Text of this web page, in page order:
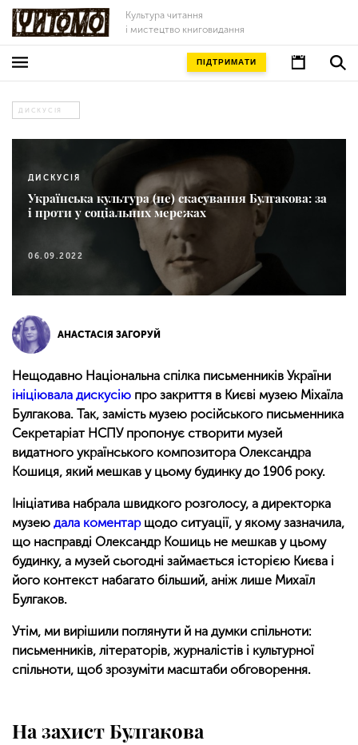
Культура читання
і мистецтво книговидання
ПІДТРИМАТИ
ДИСКУСІЯ
ДИСКУСІЯ
Українська культура (не) скасування Булгакова: за
і проти у соціальних мережах
06.09.2022
АНАСТАСІЯ ЗАГОРУЙ
Нещодавно Національна спілка письменників України
ініціювала дискусію про закриття в Києві музею Міхаїла
Булгакова. Так, замість музею російського письменника
Секретаріат НСПУ пропонує створити музей
видатного українського композитора Олександра
Кошиця, який мешкав у цьому будинку до 1906 року.
Ініціатива набрала швидкого розголосу, а директорка
музею дала коментарщодо ситуації, у якому зазначила,
що насправді Олександр Кошиць не мешкав у цьому
будинку, а музей сьогодні займається історією Києва і
його контекст набагато більший, аніж лише Михаїл
Булгаков.
Утім, ми вирішили поглянути й на думки спільноти:
письменників, літераторів, журналістів і культурної
спільноти, щоб зрозуміти масштаби обговорення.
На захист Булгакова